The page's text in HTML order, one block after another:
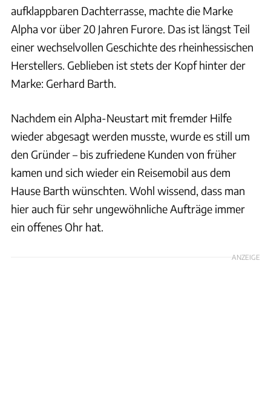
aufklappbaren Dachterrasse, machte die Marke
Alpha vor über 20 Jahren Furore. Das ist längst Teil
einer wechselvollen Geschichte des rheinhessischen
Herstellers. Geblieben ist stets der Kopf hinter der
Marke: Gerhard Barth.
Nachdem ein Alpha-Neustart mit fremder Hilfe
wieder abgesagt werden musste, wurde es still um
den Gründer – bis zufriedene Kunden von früher
kamen und sich wieder ein Reisemobil aus dem
Hause Barth wünschten. Wohl wissend, dass man
hier auch für sehr ungewöhnliche Aufträge immer
ein offenes Ohr hat.
ANZEIGE